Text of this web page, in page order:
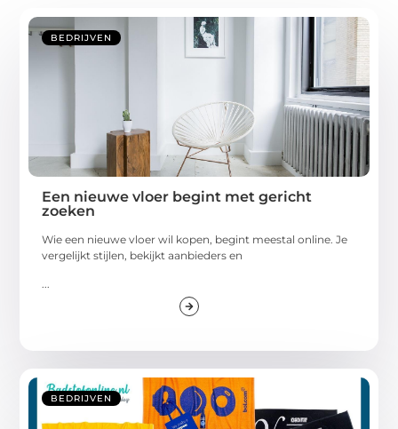
BEDRIJVEN
Een nieuwe vloer begint met gericht
zoeken
Wie een nieuwe vloer wil kopen, begint meestal online. Je
vergelijkt stijlen, bekijkt aanbieders en
...
BEDRIJVEN